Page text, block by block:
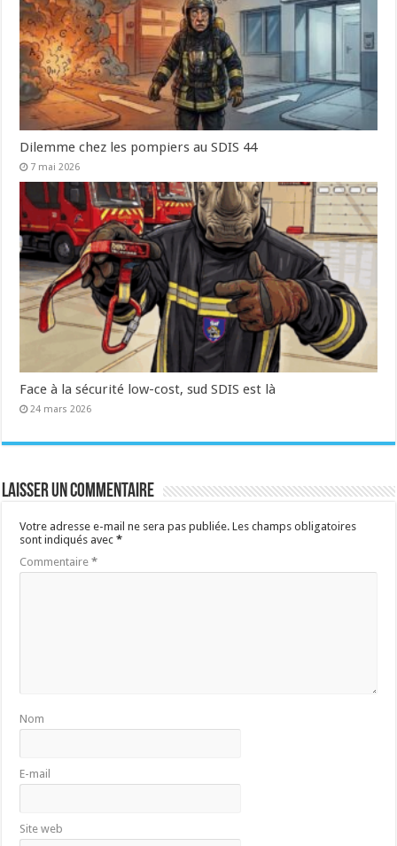
Dilemme chez les pompiers au SDIS 44
7 mai 2026
Face à la sécurité low-cost, sud SDIS est là
24 mars 2026
Laisser un commentaire
Votre adresse e-mail ne sera pas publiée. Les champs obligatoires
sont indiqués avec*
Commentaire*
Nom
E-mail
Site web